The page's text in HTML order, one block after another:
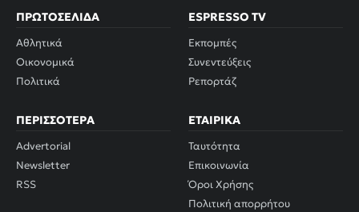
ΠΡΩΤΟΣΈΛΙΔΑ
Αθλητικά
Οικονομικά
Πολιτικά
ESPRESSO TV
Εκπομπές
Συνεντεύξεις
Ρεπορτάζ
ΠΕΡΙΣΣΌΤΕΡΑ
Advertorial
Newsletter
RSS
ΕΤΑΙΡΙΚΆ
Ταυτότητα
Επικοινωνία
Όροι Χρήσης
Πολιτική απορρήτου